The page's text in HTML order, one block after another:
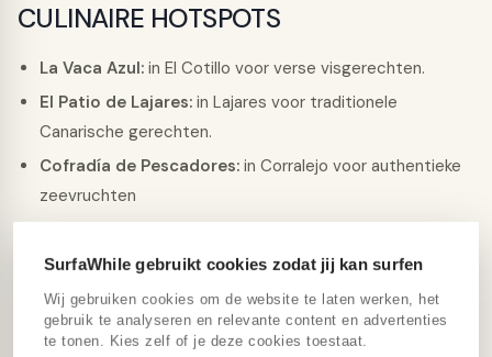
SurfaWhile gebruikt cookies zodat jij kan surfen
Wij gebruiken cookies om de website te laten werken, het
gebruik te analyseren en relevante content en advertenties
te tonen. Kies zelf of je deze cookies toestaat.
CULINAIRE HOTSPOTS
La Vaca Azul: in El Cotillo voor verse visgerechten.
El Patio de Lajares: in Lajares voor traditionele
Canarische gerechten.
Cofradía de Pescadores: in Corralejo voor authentieke
zeevruchten
keuken
Baobab:in Costa Calma voor vegetarische en
veganistische opties..